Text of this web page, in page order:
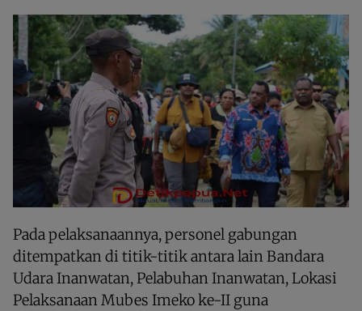
Pada pelaksanaannya, personel gabungan
ditempatkan di titik-titik antara lain Bandara
Udara Inanwatan, Pelabuhan Inanwatan, Lokasi
Pelaksanaan Mubes Imeko ke-II guna